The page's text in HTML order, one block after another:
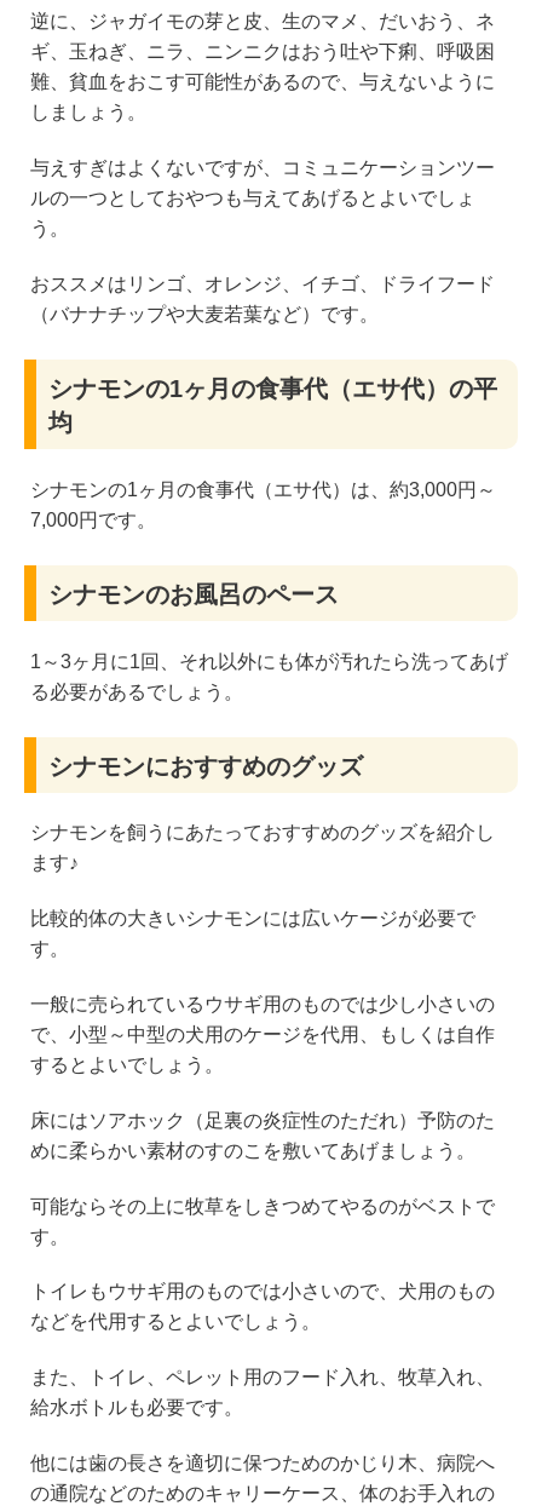
逆に、ジャガイモの芽と皮、生のマメ、だいおう、ネ
ギ、玉ねぎ、ニラ、ニンニクはおう吐や下痢、呼吸困
難、貧血をおこす可能性があるので、与えないように
しましょう。
与えすぎはよくないですが、コミュニケーションツー
ルの一つとしておやつも与えてあげるとよいでしょ
う。
おススメはリンゴ、オレンジ、イチゴ、ドライフード
（バナナチップや大麦若葉など）です。
シナモンの1ヶ月の食事代（エサ代）の平
均
シナモンの1ヶ月の食事代（エサ代）は、約3,000円～
7,000円です。
シナモンのお風呂のペース
1～3ヶ月に1回、それ以外にも体が汚れたら洗ってあげ
る必要があるでしょう。
シナモンにおすすめのグッズ
シナモンを飼うにあたっておすすめのグッズを紹介し
ます♪
比較的体の大きいシナモンには広いケージが必要で
す。
一般に売られているウサギ用のものでは少し小さいの
で、小型～中型の犬用のケージを代用、もしくは自作
するとよいでしょう。
床にはソアホック（足裏の炎症性のただれ）予防のた
めに柔らかい素材のすのこを敷いてあげましょう。
可能ならその上に牧草をしきつめてやるのがベストで
す。
トイレもウサギ用のものでは小さいので、犬用のもの
などを代用するとよいでしょう。
また、トイレ、ペレット用のフード入れ、牧草入れ、
給水ボトルも必要です。
他には歯の長さを適切に保つためのかじり木、病院へ
の通院などのためのキャリーケース、体のお手入れの